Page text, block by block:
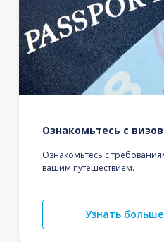
Ознакомьтесь с
Ознакомьтесь с
вашим путешествием.
Узнать больше